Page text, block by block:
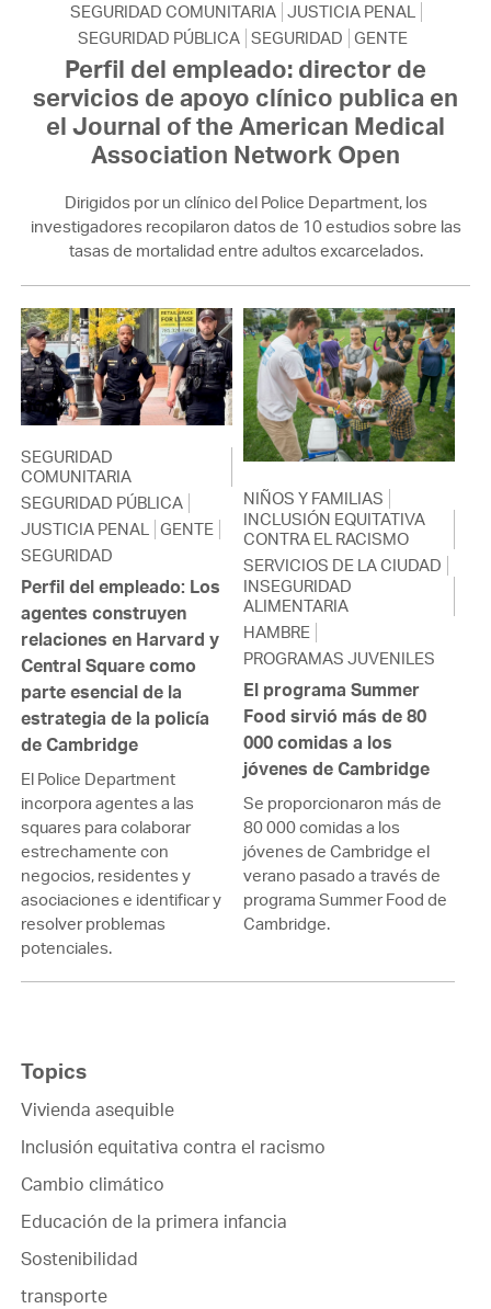
SEGURIDAD COMUNITARIA JUSTICIA PENAL
SEGURIDAD PÚBLICA SEGURIDAD GENTE
Perfil del empleado: director de
servicios de apoyo clínico publica en
el Journal of the American Medical
Association Network Open
Dirigidos por un clínico del Police Department, los
investigadores recopilaron datos de 10 estudios sobre las
tasas de mortalidad entre adultos excarcelados.
SEGURIDAD
COMUNITARIA
SEGURIDAD PÚBLICA
JUSTICIA PENAL GENTE
SEGURIDAD
Perfil del empleado: Los
agentes construyen
relaciones en Harvard y
Central Square como
parte esencial de la
estrategia de la policía
de Cambridge
El Police Department
incorpora agentes a las
squares para colaborar
estrechamente con
negocios, residentes y
asociaciones e identificar y
resolver problemas
potenciales.
NIÑOS Y FAMILIAS
INCLUSIÓN EQUITATIVA
CONTRA EL RACISMO
SERVICIOS DE LA CIUDAD
INSEGURIDAD
ALIMENTARIA
HAMBRE
PROGRAMAS JUVENILES
El programa Summer
Food sirvió más de 80
000 comidas a los
jóvenes de Cambridge
Se proporcionaron más de
80 000 comidas a los
jóvenes de Cambridge el
verano pasado a través de
programa Summer Food de
Cambridge.
Topics
Vivienda asequible
Inclusión equitativa contra el racismo
Cambio climático
Educación de la primera infancia
Sostenibilidad
transporte